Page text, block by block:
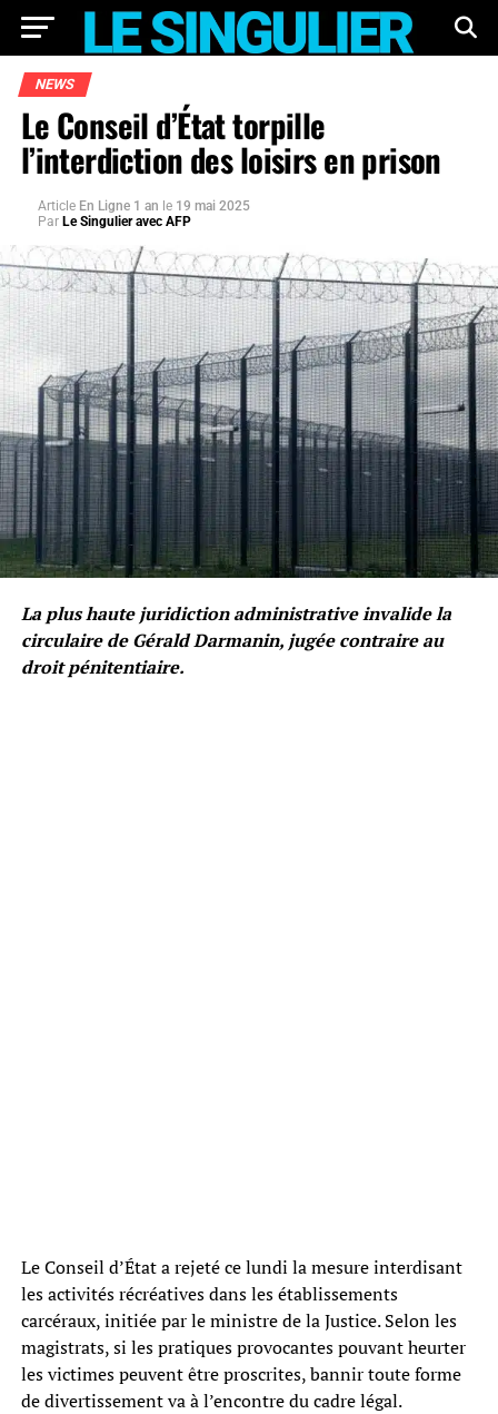
NEWS
Le Conseil d’État torpille
l’interdiction des loisirs en prison
Article En Ligne 1 an le 19 mai 2025
Par Le Singulier avec AFP
La plus haute juridiction administrative invalide la
circulaire de Gérald Darmanin, jugée contraire au
droit pénitentiaire.
Le Conseil d’État a rejeté ce lundi la mesure interdisant
les activités récréatives dans les établissements
carcéraux, initiée par le ministre de la Justice. Selon les
magistrats, si les pratiques provocantes pouvant heurter
les victimes peuvent être proscrites, bannir toute forme
de divertissement va à l’encontre du cadre légal.